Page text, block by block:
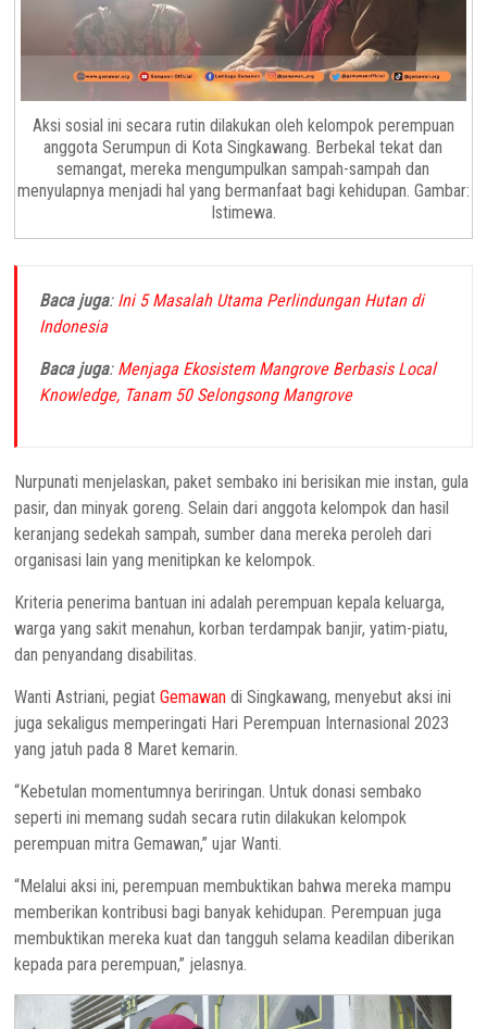
Aksi sosial ini secara rutin dilakukan oleh kelompok perempuan
anggota Serumpun di Kota Singkawang. Berbekal tekat dan
semangat, mereka mengumpulkan sampah-sampah dan
menyulapnya menjadi hal yang bermanfaat bagi kehidupan. Gambar:
Istimewa.
Baca juga: Ini 5 Masalah Utama Perlindungan Hutan di
Indonesia
Baca juga: Menjaga Ekosistem Mangrove Berbasis Local
Knowledge, Tanam 50 Selongsong Mangrove
Nurpunati menjelaskan, paket sembako ini berisikan mie instan, gula
pasir, dan minyak goreng. Selain dari anggota kelompok dan hasil
keranjang sedekah sampah, sumber dana mereka peroleh dari
organisasi lain yang menitipkan ke kelompok.
Kriteria penerima bantuan ini adalah perempuan kepala keluarga,
warga yang sakit menahun, korban terdampak banjir, yatim-piatu,
dan penyandang disabilitas.
Wanti Astriani, pegiatGemawan di Singkawang, menyebut aksi ini
juga sekaligus memperingati Hari Perempuan Internasional 2023
yang jatuh pada 8 Maret kemarin.
“Kebetulan momentumnya beriringan. Untuk donasi sembako
seperti ini memang sudah secara rutin dilakukan kelompok
perempuan mitra Gemawan,” ujar Wanti.
“Melalui aksi ini, perempuan membuktikan bahwa mereka mampu
memberikan kontribusi bagi banyak kehidupan. Perempuan juga
membuktikan mereka kuat dan tangguh selama keadilan diberikan
kepada para perempuan,” jelasnya.